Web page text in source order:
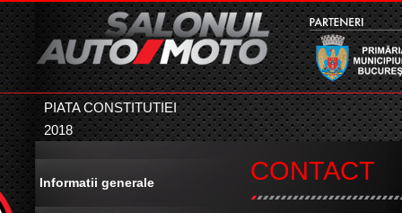
PIATA CONSTITUTIEI
2018
Informatii generale CONTACT